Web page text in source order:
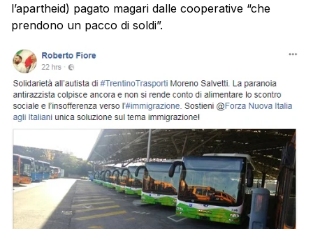
l’apartheid) pagato magari dalle cooperative “che
prendono un pacco di soldi”.